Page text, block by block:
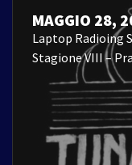
MAGGIO 28,
Laptop Radioing
Stagione VIII –